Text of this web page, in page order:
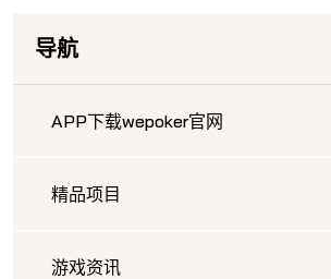
导航
APP下载wepoker官网
精品项目
游戏资讯